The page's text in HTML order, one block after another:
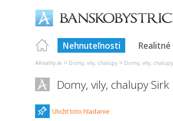
Nehnuteľnosti
AReality.sk > Domy, vily, chalupy > Domy, vily,
Domy, vily, chalupy Sirk
Uložiť toto hladanie